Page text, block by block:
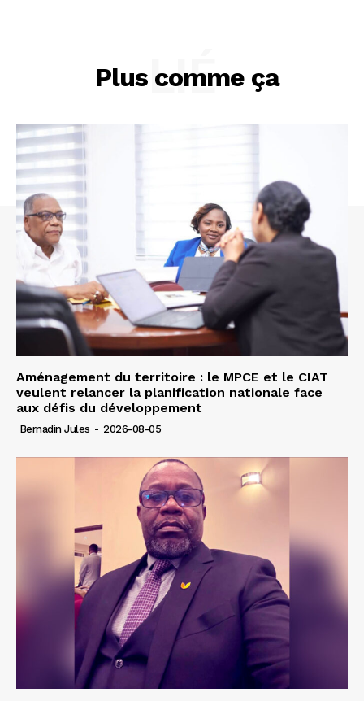
Plus comme ça
LIÉ
Aménagement du territoire : le MPCE et le CIAT
veulent relancer la planification nationale face
aux défis du développement
Bernadin Jules - 2026-08-05